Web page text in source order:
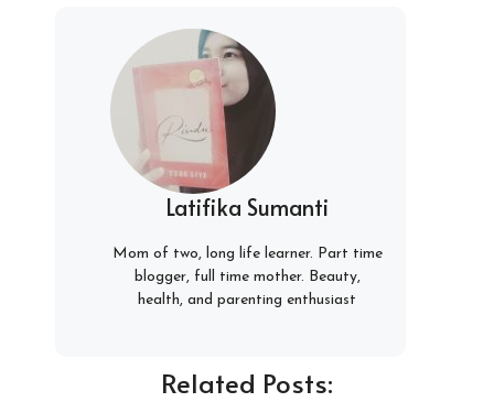
Latifika Sumanti
Mom of two, long life learner. Part time
blogger, full time mother. Beauty,
health, and parenting enthusiast
Related Posts: